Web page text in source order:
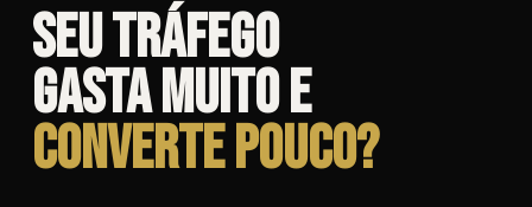
Seu tráfego
gasta muito e
converte pouco?